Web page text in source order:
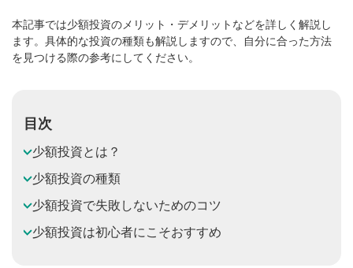
本記事では少額投資のメリット・デメリットなどを詳しく解説し
ます。具体的な投資の種類も解説しますので、自分に合った方法
を見つける際の参考にしてください。
目次
少額投資とは？
少額投資の種類
少額投資で失敗しないためのコツ
少額投資は初心者にこそおすすめ